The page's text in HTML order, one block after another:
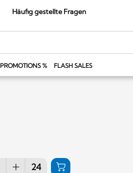
Häufig gestellte Fragen
PROMOTIONS % FLASH SALES